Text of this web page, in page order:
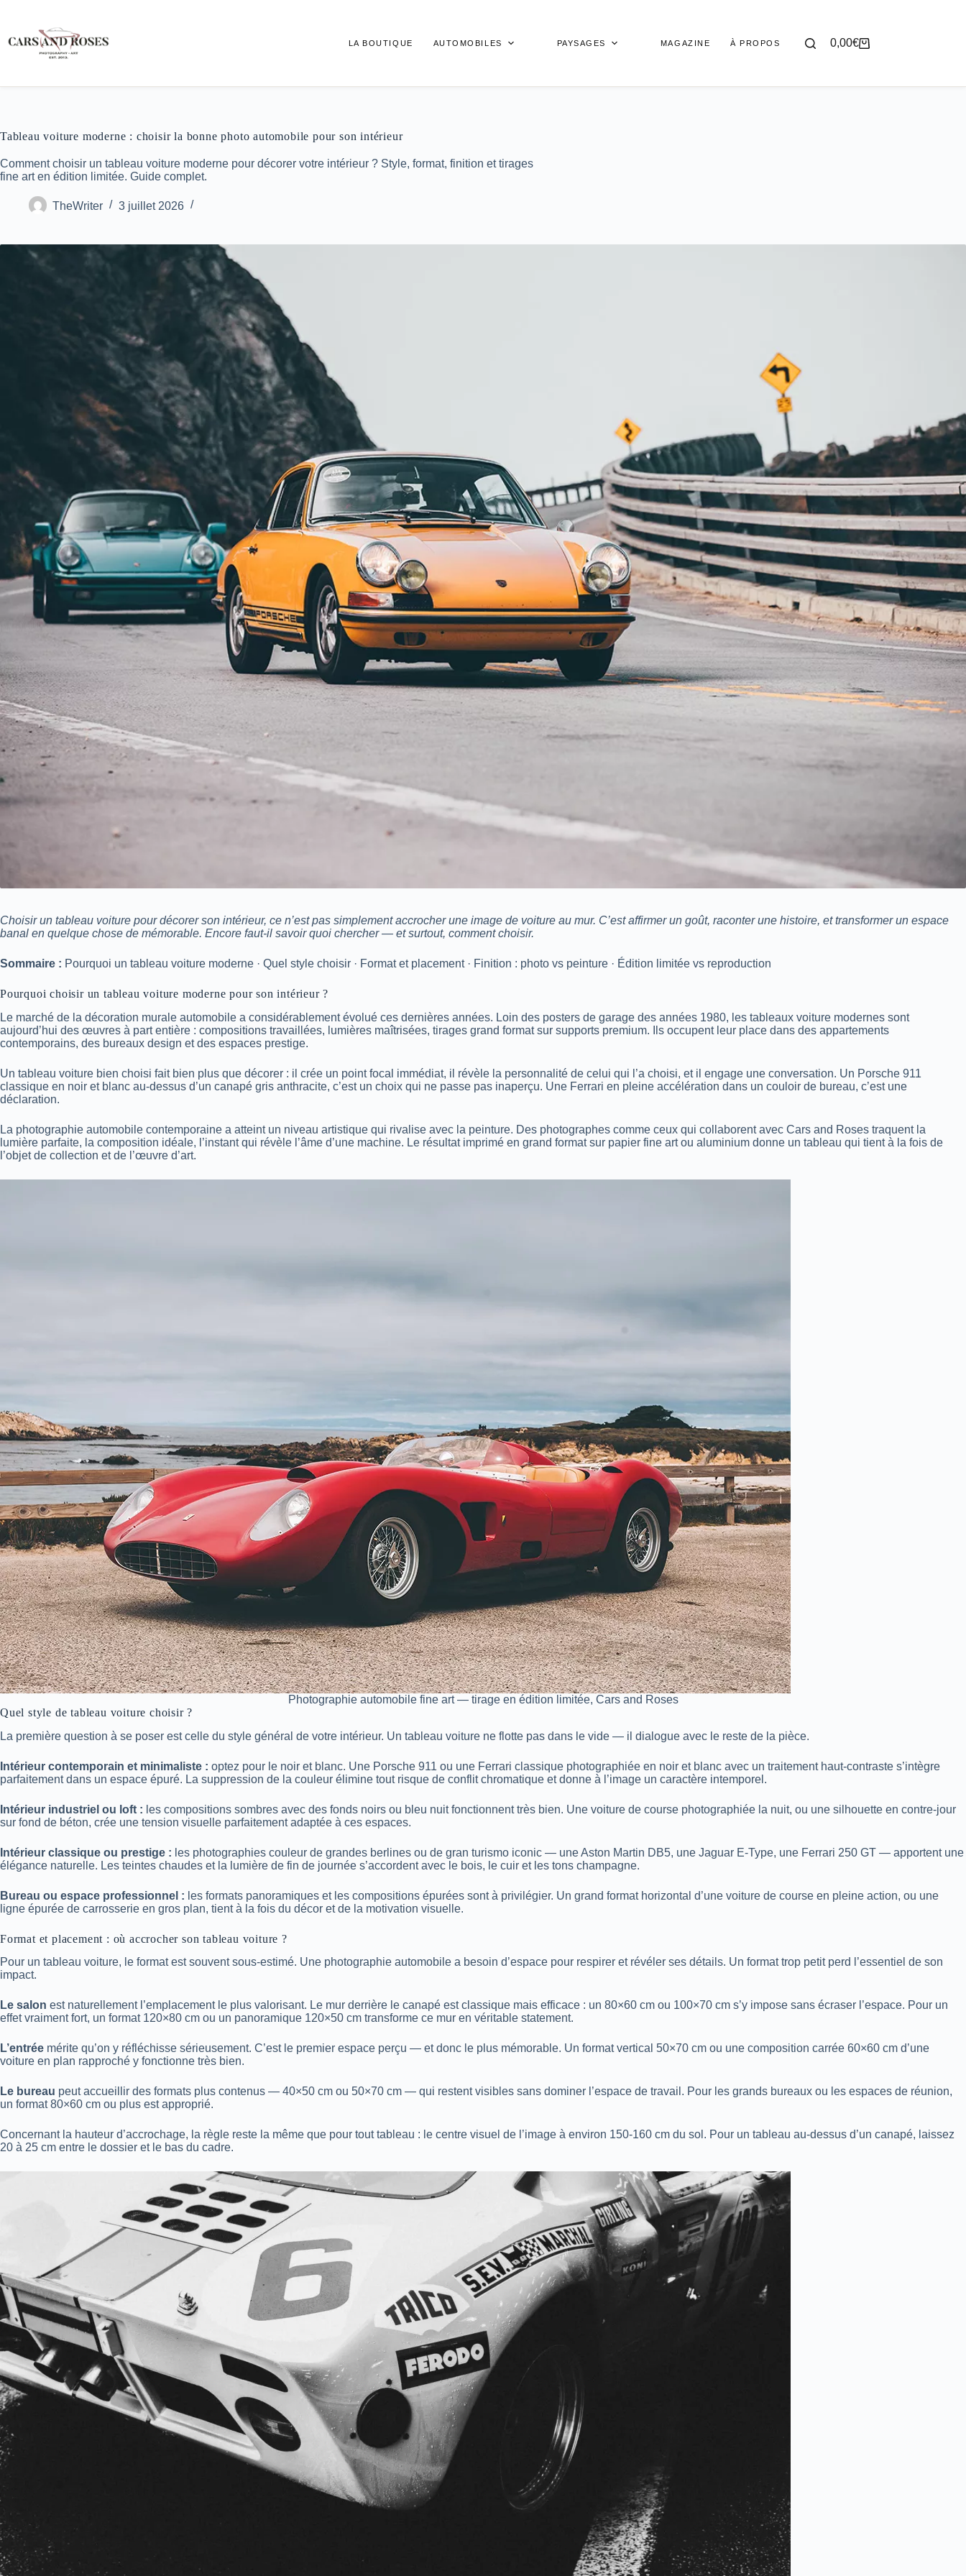
contenu
LA BOUTIQUE AUTOMOBILES PAYSAGES MAGAZINE À PROPOS
Panier
0,00€
Tableau voiture moderne : choisir la bonne photo automobile pour son intérieur
Comment choisir un tableau voiture moderne pour décorer votre intérieur ? Style, format, finition et tirages
fine art en édition limitée. Guide complet.
TheWriter 3 juillet 2026
Choisir un tableau voiture pour décorer son intérieur, ce n’est pas simplement accrocher une image de voiture au mur. C’est affirmer un goût, raconter une histoire, et transformer un espace
banal en quelque chose de mémorable. Encore faut-il savoir quoi chercher — et surtout, comment choisir.
Sommaire : Pourquoi un tableau voiture moderne · Quel style choisir · Format et placement · Finition : photo vs peinture · Édition limitée vs reproduction
Pourquoi choisir un tableau voiture moderne pour son intérieur ?
Le marché de la décoration murale automobile a considérablement évolué ces dernières années. Loin des posters de garage des années 1980, les tableaux voiture modernes sont
aujourd’hui des œuvres à part entière : compositions travaillées, lumières maîtrisées, tirages grand format sur supports premium. Ils occupent leur place dans des appartements
contemporains, des bureaux design et des espaces prestige.
Un tableau voiture bien choisi fait bien plus que décorer : il crée un point focal immédiat, il révèle la personnalité de celui qui l’a choisi, et il engage une conversation. Un Porsche 911
classique en noir et blanc au-dessus d’un canapé gris anthracite, c’est un choix qui ne passe pas inaperçu. Une Ferrari en pleine accélération dans un couloir de bureau, c’est une
déclaration.
La photographie automobile contemporaine a atteint un niveau artistique qui rivalise avec la peinture. Des photographes comme ceux qui collaborent avec Cars and Roses traquent la
lumière parfaite, la composition idéale, l’instant qui révèle l’âme d’une machine. Le résultat imprimé en grand format sur papier fine art ou aluminium donne un tableau qui tient à la fois de
l’objet de collection et de l’œuvre d’art.
Photographie automobile fine art — tirage en édition limitée, Cars and Roses
Quel style de tableau voiture choisir ?
La première question à se poser est celle du style général de votre intérieur. Un tableau voiture ne flotte pas dans le vide — il dialogue avec le reste de la pièce.
Intérieur contemporain et minimaliste : optez pour le noir et blanc. Une Porsche 911 ou une Ferrari classique photographiée en noir et blanc avec un traitement haut-contraste s’intègre
parfaitement dans un espace épuré. La suppression de la couleur élimine tout risque de conflit chromatique et donne à l’image un caractère intemporel.
Intérieur industriel ou loft : les compositions sombres avec des fonds noirs ou bleu nuit fonctionnent très bien. Une voiture de course photographiée la nuit, ou une silhouette en contre-jour
sur fond de béton, crée une tension visuelle parfaitement adaptée à ces espaces.
Intérieur classique ou prestige : les photographies couleur de grandes berlines ou de gran turismo iconic — une Aston Martin DB5, une Jaguar E-Type, une Ferrari 250 GT — apportent une
élégance naturelle. Les teintes chaudes et la lumière de fin de journée s’accordent avec le bois, le cuir et les tons champagne.
Bureau ou espace professionnel : les formats panoramiques et les compositions épurées sont à privilégier. Un grand format horizontal d’une voiture de course en pleine action, ou une
ligne épurée de carrosserie en gros plan, tient à la fois du décor et de la motivation visuelle.
Format et placement : où accrocher son tableau voiture ?
Pour un tableau voiture, le format est souvent sous-estimé. Une photographie automobile a besoin d’espace pour respirer et révéler ses détails. Un format trop petit perd l’essentiel de son
impact.
Le salon est naturellement l’emplacement le plus valorisant. Le mur derrière le canapé est classique mais efficace : un 80×60 cm ou 100×70 cm s’y impose sans écraser l’espace. Pour un
effet vraiment fort, un format 120×80 cm ou un panoramique 120×50 cm transforme ce mur en véritable statement.
L’entrée mérite qu’on y réfléchisse sérieusement. C’est le premier espace perçu — et donc le plus mémorable. Un format vertical 50×70 cm ou une composition carrée 60×60 cm d’une
voiture en plan rapproché y fonctionne très bien.
Le bureau peut accueillir des formats plus contenus — 40×50 cm ou 50×70 cm — qui restent visibles sans dominer l’espace de travail. Pour les grands bureaux ou les espaces de réunion,
un format 80×60 cm ou plus est approprié.
Concernant la hauteur d’accrochage, la règle reste la même que pour tout tableau : le centre visuel de l’image à environ 150-160 cm du sol. Pour un tableau au-dessus d’un canapé, laissez
20 à 25 cm entre le dossier et le bas du cadre.